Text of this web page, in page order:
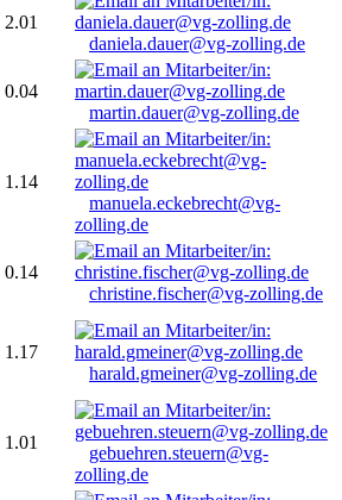
2.01
daniela.dauer@vg-zolling.de
0.04
martin.dauer@vg-zolling.de
1.14
manuela.eckebrecht@vg-
zolling.de
0.14
christine.fischer@vg-zolling.de
1.17
harald.gmeiner@vg-zolling.de
1.01
gebuehren.steuern@vg-
zolling.de